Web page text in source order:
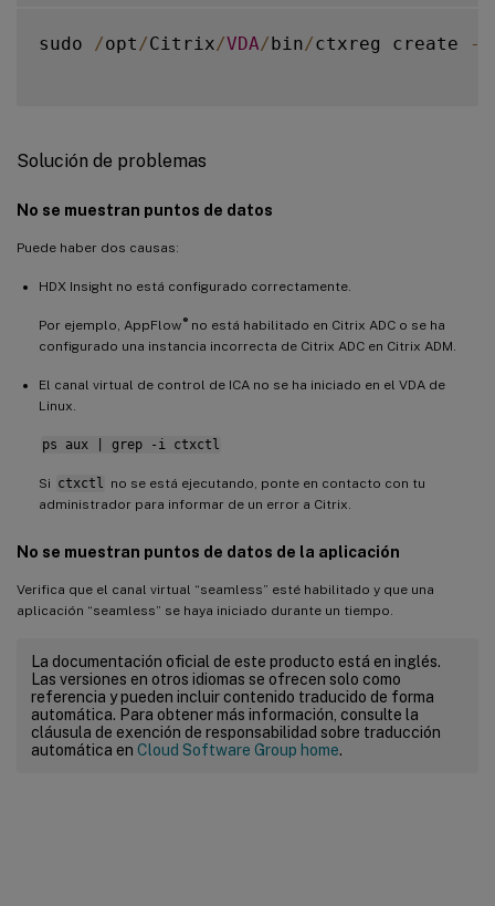
sudo /opt /Citrix/VDA/bin/ctxreg create -
Solución de problemas
No se muestran puntos de datos
Puede haber dos causas:
HDX Insight no está configurado correctamente.
Por ejemplo, AppFlow ®no está habilitado en Citrix ADC o se ha
configurado una instancia incorrecta de Citrix ADC en Citrix ADM.
El canal virtual de control de ICA no se ha iniciado en el VDA de
Linux.
ps aux | grep -i ctxctl
Si ctxctl
no se está ejecutando, ponte en contacto con tu
administrador para informar de un error a Citrix.
No se muestran puntos de datos de la aplicación
Verifica que el canal virtual “seamless” esté habilitado y que una
aplicación “seamless” se haya iniciado durante un tiempo.
La documentación oficial de este producto está en inglés.
Las versiones en otros idiomas se ofrecen solo como
referencia y pueden incluir contenido traducido de forma
automática. Para obtener más información, consulte la
cláusula de exención de responsabilidad sobre traducción
automática en Cloud Software Group home.